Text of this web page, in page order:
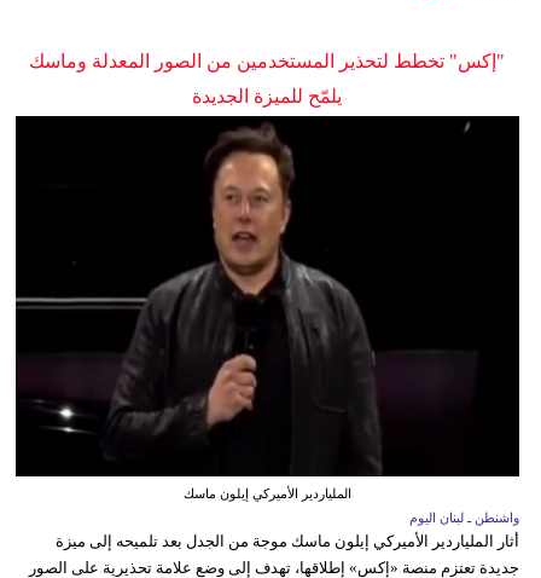
"إكس" تخطط لتحذير المستخدمين من الصور المعدلة وماسك
يلمّح للميزة الجديدة
الملياردير الأميركي إيلون ماسك
واشنطن ـ لبنان اليوم
أثار الملياردير الأميركي إيلون ماسك موجة من الجدل بعد تلميحه إلى ميزة
جديدة تعتزم منصة «إكس» إطلاقها، تهدف إلى وضع علامة تحذيرية على الصور